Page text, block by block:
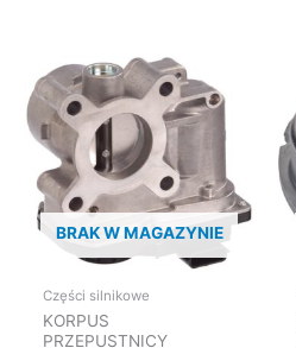
BRAK W MAGAZYNIE
Części silnikowe
KORPUS
PRZEPUSTNICY